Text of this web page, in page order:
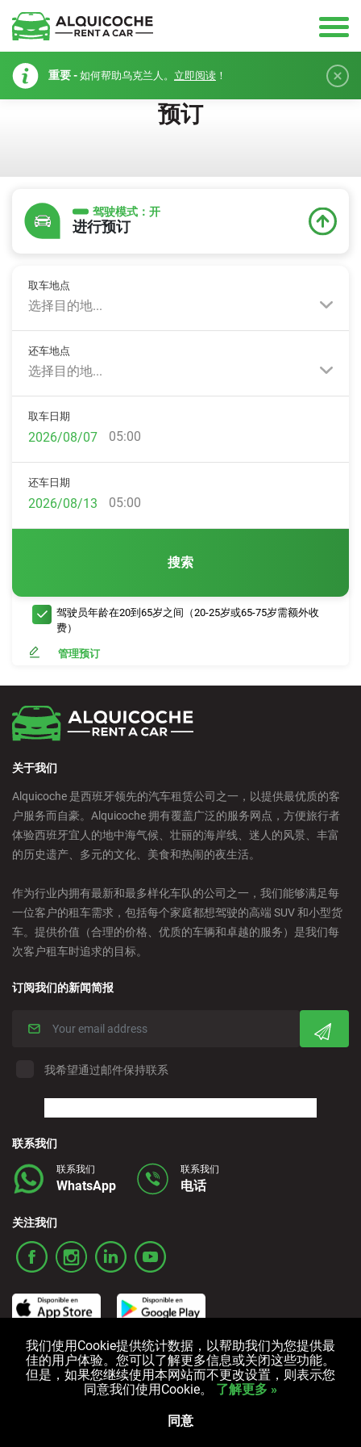
重要 - 如何帮助乌克兰人。 立即阅读 ！
预订
驾驶模式： 开
进行预订
取车地点
选择目的地...
还车地点
选择目的地...
取车日期
05:00
还车日期
05:00
搜索
驾驶员年龄在20到65岁之间（20-25岁或65-75岁需额外收
费）
管理预订
关于我们
Alquicoche 是西班牙领先的汽车租赁公司之一，以提供最优质的客
户服务而自豪。Alquicoche 拥有覆盖广泛的服务网点，方便旅行者
体验西班牙宜人的地中海气候、壮丽的海岸线、迷人的风景、丰富
的历史遗产、多元的文化、美食和热闹的夜生活。
作为行业内拥有最新和最多样化车队的公司之一，我们能够满足每
一位客户的租车需求，包括每个家庭都想驾驶的高端 SUV 和小型货
车。提供价值（合理的价格、优质的车辆和卓越的服务）是我们每
次客户租车时追求的目标。
订阅我们的新闻简报
我希望通过邮件保持联系
联系我们
联系我们
WhatsApp
联系我们
电话
关注我们
ご利用条件 プライバシーポリシー クッキーポリシー
版权所有 © 2006-2024 Alquicoche 租车
我们使用Cookie提供统计数据，以帮助我们为您提供最
佳的用户体验。您可以了解更多信息或关闭这些功能。
但是，如果您继续使用本网站而不更改设置，则表示您
同意我们使用Cookie。
了解更多 »
同意